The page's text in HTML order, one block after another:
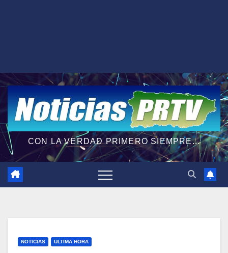
CON LA VERDAD PRIMERO SIEMPRE...
NOTICIAS ULTIMA HORA